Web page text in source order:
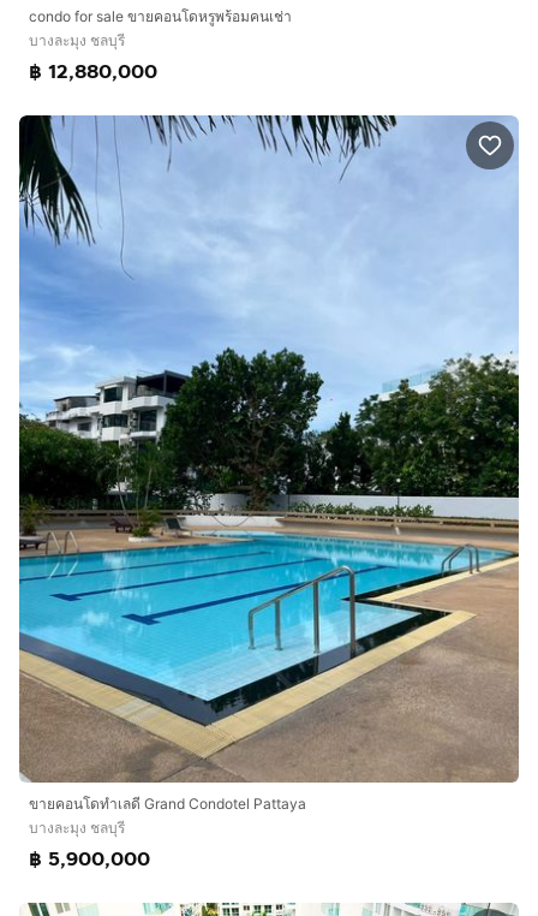
condo for sale ขายคอนโดหรูพร้อมคนเช่า
บางละมุง ชลบุรี
฿ 12,880,000
ขายคอนโดทำเลดี Grand Condotel Pattaya
บางละมุง ชลบุรี
฿ 5,900,000